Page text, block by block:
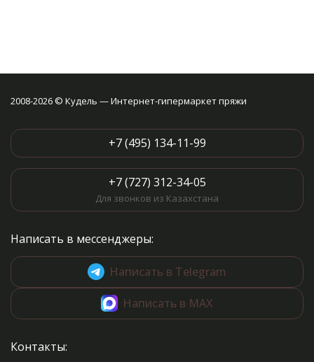
2008-2026 © Кудель — Интернет-гипермаркет пряжи
+7 (495) 134-11-99
+7 (727) 312-34-05
Для звонков из Казахстана
Написать в мессенджеры:
Написать в Telegram
Написать в MAX
Контакты: